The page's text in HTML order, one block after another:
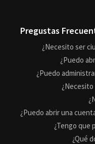
Pregustas
¿Necesito ser
¿Puedo
¿Puedo
¿Necesito
¿Puedo abrir una
¿Tengo que
¿Qué